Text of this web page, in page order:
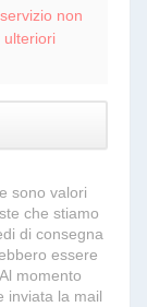
non
sono valori
che stiamo
di consegna
essere
momento
inviata la mail